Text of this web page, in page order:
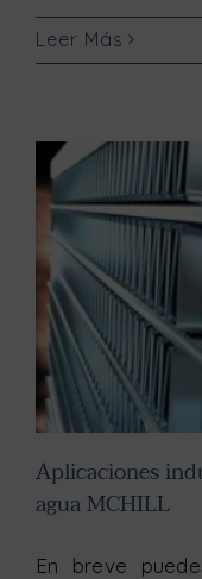
Leer Más
Aplicaciones
agua MCHILL
En breve